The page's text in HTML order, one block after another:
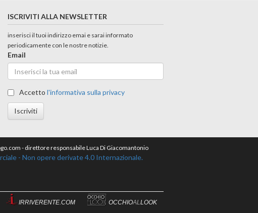
ISCRIVITI ALLA NEWSLETTER
inserisci il tuoi indirizzo emai e sarai informato
periodicamente con le nostre notizie.
Email
Accettol'informativa sulla privacy
Iscriviti
- direttore responsabile Luca Di Giacomantonio
- Non opere derivate 4.0 Internazionale.
IRRIVERENTE.COM OCCHIOALLOOK